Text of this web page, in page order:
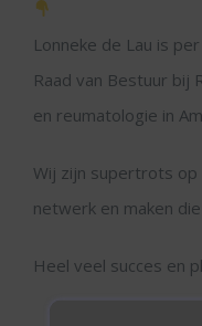
Lonneke de Lau is
Raad van Bestuur bij
en reumatologie in
Wij zijn supertrots op
netwerk en maken
Heel veel succes en